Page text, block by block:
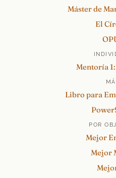
Máster de
El
Mentoría
Libro para
POR
Mejor
Mejor